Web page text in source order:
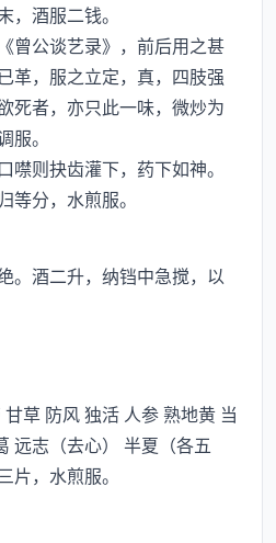
酒服二钱。
公谈艺录》，前后用之甚
革，服之立定，真，四肢强
死者，亦只此一味，微炒为
。
则抉齿灌下，药下如神。
等分，水煎服。
酒二升，纳铛中急搅，以
草 防风 独活 人参 熟地黄 当
远志（去心） 半夏（各五
片，水煎服。